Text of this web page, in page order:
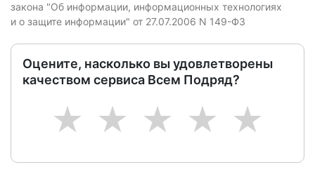
закона "Об информации, информационных технологиях
и о защите информации" от 27.07.2006 N 149-ФЗ
Оцените, насколько вы удовлетворены
качеством сервиса Всем Подряд?
5
4
3
2
1